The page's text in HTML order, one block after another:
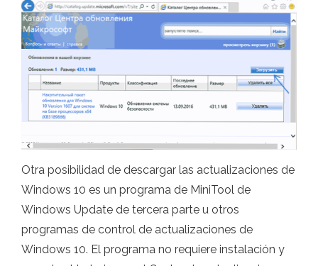
Otra posibilidad de descargar las actualizaciones de
Windows 10 es un programa de MiniTool de
Windows Update de tercera parte u otros
programas de control de actualizaciones de
Windows 10. El programa no requiere instalación y